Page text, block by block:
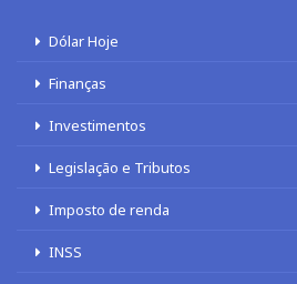
Dólar Hoje
Finanças
Investimentos
Legislação e Tributos
Imposto de renda
INSS